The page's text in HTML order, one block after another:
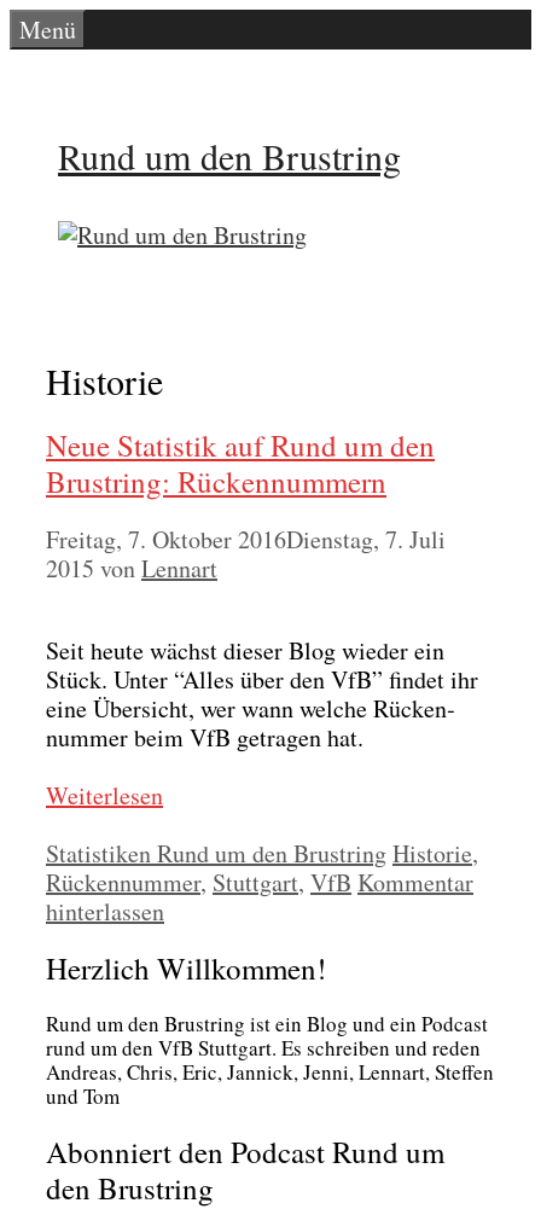
Zum
Inhalt
Menü
Rund um den Brustring
Historie
Neue Statistik auf Rund um den
Brustring: Rückennummern
Freitag, 7. Oktober 2016Dienstag, 7. Juli
2015 vonLennart
Seit heu­te wächst die­ser Blog wie­der ein
Stück. Unter “Alles über den VfB” fin­det ihr
eine Über­sicht, wer wann wel­che Rücken­
num­mer beim VfB getra­gen hat.
Wei­ter­le­sen
Kategorien
Statistiken Rund um den BrustringSchlagwörter
Historie,
Rückennummer, Stuttgart, VfB Kommentar
hinterlassen
Herzlich Willkommen!
Rund um den Brust­ring ist ein Blog und ein Pod­cast
rund um den VfB Stutt­gart. Es schrei­ben und reden
Andre­as, Chris, Eric, Jan­nick, Jen­ni, Lenn­art, Stef­fen
und Tom
Abonniert den Podcast Rund um
den Brustring